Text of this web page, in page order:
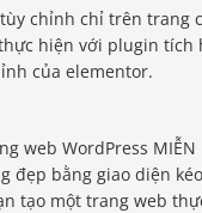
chỉnh chỉ trên
hiện với plugin
của elementor.
web WordPress
đẹp bằng giao diện
tạo một trang web